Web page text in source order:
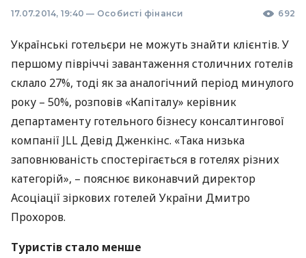
17.07.2014, 19:40 — Особисті фінанси 692
Українські готельєри не можуть знайти клієнтів. У
першому півріччі завантаження столичних готелів
склало 27%, тоді як за аналогічний період минулого
року – 50%, розповів «Капіталу» керівник
департаменту готельного бізнесу консалтингової
компанії JLLДевід Дженкінс. «Така низька
заповнюваність спостерігається в готелях різних
категорій», – пояснює виконавчий директор
Асоціації зіркових готелей України Дмитро
Прохоров.
Туристів стало менше